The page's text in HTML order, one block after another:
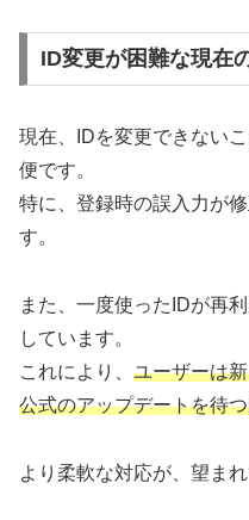
ID変更が困難な現在
現在、IDを変更できない
便です。
特に、登録時の誤入力が
す。
また、一度使ったIDが再
しています。
これにより、 ユーザーは
公式のアップデートを待
より柔軟な対応が、望まれ